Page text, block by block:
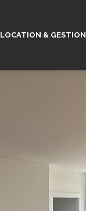
LOCATION & GESTION